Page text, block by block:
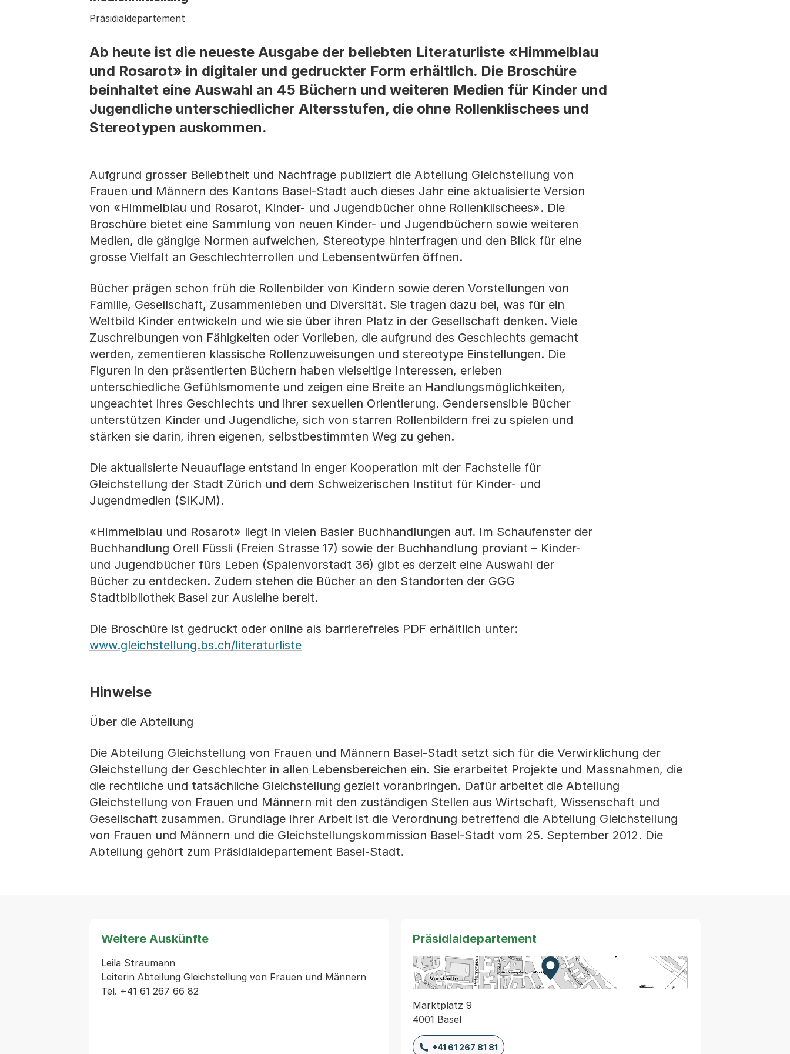
Präsidialdepartement
Ab heute ist die neueste Ausgabe der beliebten Literaturliste «Himmelblau
und Rosarot» in digitaler und gedruckter Form erhältlich. Die Broschüre
beinhaltet eine Auswahl an 45 Büchern und weiteren Medien für Kinder und
Jugendliche unterschiedlicher Altersstufen, die ohne Rollenklischees und
Stereotypen auskommen.
Aufgrund grosser Beliebtheit und Nachfrage publiziert die Abteilung Gleichstellung von
Frauen und Männern des Kantons Basel-Stadt auch dieses Jahr eine aktualisierte Version
von «Himmelblau und Rosarot, Kinder- und Jugendbücher ohne Rollenklischees». Die
Broschüre bietet eine Sammlung von neuen Kinder- und Jugendbüchern sowie weiteren
Medien, die gängige Normen aufweichen, Stereotype hinterfragen und den Blick für eine
grosse Vielfalt an Geschlechterrollen und Lebensentwürfen öffnen.
Bücher prägen schon früh die Rollenbilder von Kindern sowie deren Vorstellungen von
Familie, Gesellschaft, Zusammenleben und Diversität. Sie tragen dazu bei, was für ein
Weltbild Kinder entwickeln und wie sie über ihren Platz in der Gesellschaft denken. Viele
Zuschreibungen von Fähigkeiten oder Vorlieben, die aufgrund des Geschlechts gemacht
werden, zementieren klassische Rollenzuweisungen und stereotype Einstellungen. Die
Figuren in den präsentierten Büchern haben vielseitige Interessen, erleben
unterschiedliche Gefühlsmomente und zeigen eine Breite an Handlungsmöglichkeiten,
ungeachtet ihres Geschlechts und ihrer sexuellen Orientierung. Gendersensible Bücher
unterstützen Kinder und Jugendliche, sich von starren Rollenbildern frei zu spielen und
stärken sie darin, ihren eigenen, selbstbestimmten Weg zu gehen.
Die aktualisierte Neuauflage entstand in enger Kooperation mit der Fachstelle für
Gleichstellung der Stadt Zürich und dem Schweizerischen Institut für Kinder- und
Jugendmedien (SIKJM).
«Himmelblau und Rosarot» liegt in vielen Basler Buchhandlungen auf. Im Schaufenster der
Buchhandlung Orell Füssli (Freien Strasse 17) sowie der Buchhandlung proviant – Kinder-
und Jugendbücher fürs Leben (Spalenvorstadt 36) gibt es derzeit eine Auswahl der
Bücher zu entdecken. Zudem stehen die Bücher an den Standorten der GGG
Stadtbibliothek Basel zur Ausleihe bereit.
Die Broschüre ist gedruckt oder online als barrierefreies PDF erhältlich unter:
www.gleichstellung.bs.ch/literaturliste
Hinweise
Über die Abteilung
Die Abteilung Gleichstellung von Frauen und Männern Basel-Stadt setzt sich für die Verwirklichung der
Gleichstellung der Geschlechter in allen Lebensbereichen ein. Sie erarbeitet Projekte und Massnahmen, die
die rechtliche und tatsächliche Gleichstellung gezielt voranbringen. Dafür arbeitet die Abteilung
Gleichstellung von Frauen und Männern mit den zuständigen Stellen aus Wirtschaft, Wissenschaft und
Gesellschaft zusammen. Grundlage ihrer Arbeit ist die Verordnung betreffend die Abteilung Gleichstellung
von Frauen und Männern und die Gleichstellungskommission Basel-Stadt vom 25. September 2012. Die
Abteilung gehört zum Präsidialdepartement Basel-Stadt.
Weitere Auskünfte
Leila Straumann
Leiterin Abteilung Gleichstellung von Frauen und Männern
Tel. +41 61 267 66 82
Präsidialdepartement
Zur Karte von MapBS.
Externer Link, wird in einem neuen Tab oder
Marktplatz 9
4001 Basel
+41 61 267 81 81